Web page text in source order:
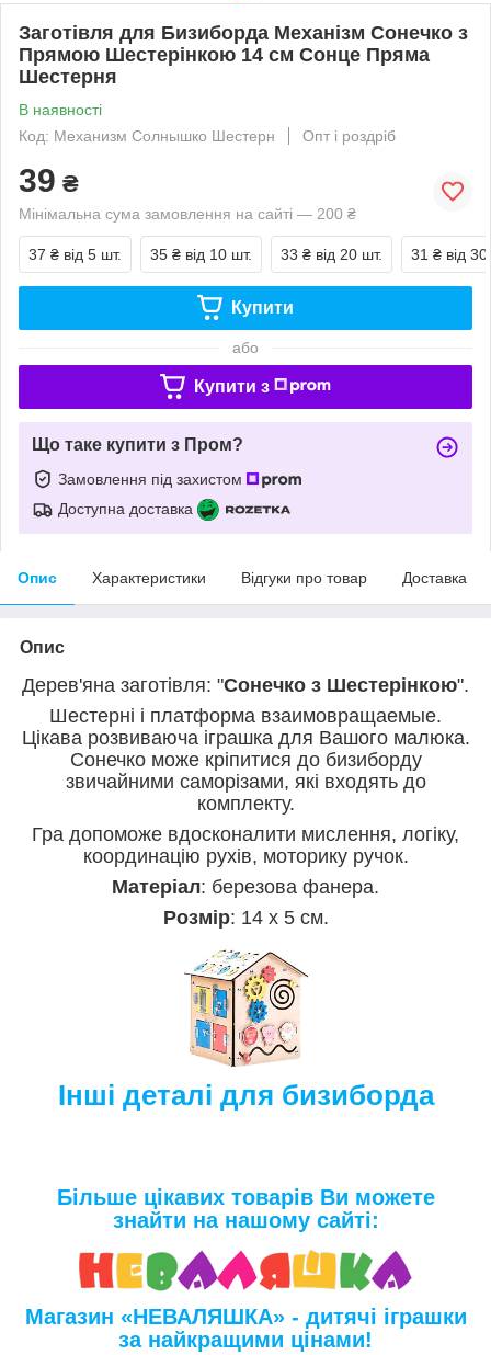
Заготівля для Бизиборда Механізм Сонечко з
Прямою Шестерінкою 14 см Сонце Пряма
Шестерня
В наявності
Код: Механизм Солнышко Шестерн
Опт і роздріб
39 ₴
Мінімальна сума замовлення на сайті — 200 ₴
37 ₴ від 5 шт. 35 ₴ від 10 шт. 33 ₴ від 20 шт. 31 ₴ від
Купити
або
Купити з
Що таке купити з Пром?
Замовлення під захистом
Доступна доставка
Опис Характеристики Відгуки про товар Доставка
Опис
Дерев'яна заготівля: "Сонечко з Шестерінкою".
Шестерні і платформа взаимовращаемые.
Цікава розвиваюча іграшка для Вашого малюка.
Сонечко може кріпитися до бизиборду
звичайними саморізами, які входять до
комплекту.
Гра допоможе вдосконалити мислення, логіку,
координацію рухів, моторику ручок.
Матеріал: березова фанера.
Розмір: 14 х 5 см.
Інші деталі для бизиборда
Більше цікавих товарів Ви можете
знайти на нашому сайті:
Магазин «НЕВАЛЯШКА» - дитячі іграшки
за найкращими цінами!